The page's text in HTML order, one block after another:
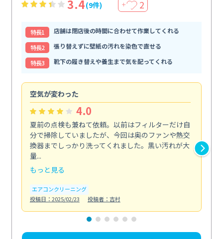
3.4(9件) ＋ 2
特⻑1
店舗は閉店後の時間に合わせて作業してくれる
特⻑2
張り替えずに壁紙の汚れを染色で直せる
特⻑3
靴下の履き替えや養生まで気を配ってくれる
空気が変わった
4.0
夏前の点検も兼ねて依頼。以前はフィルターだけ自
分で掃除していましたが、今回は奥のファンや熱交
換器までしっかり洗ってくれました。黒い汚れが大
量...
もっと見る
エアコンクリーニング
投稿日：2025/02/23
投稿者：吉村